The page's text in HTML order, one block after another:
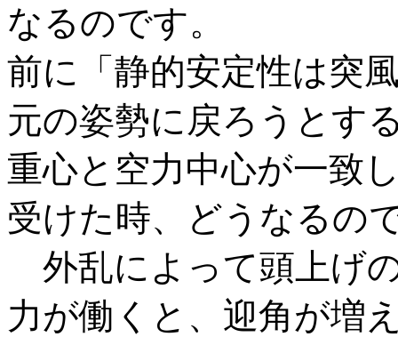
なるのです。
前に「静的安定性は突
元の姿勢に戻ろうとす
重心と空力中心が一致
受けた時、どうなるの
外乱によって頭上げ
力が働くと、迎角が増